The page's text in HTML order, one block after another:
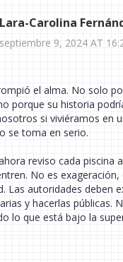
Lara-Carolina
septiembre 9, 2024 AT
el alma. No solo
porque su historia
si viviéramos en
se toma en serio.
reviso cada piscina
No es exageración,
Las autoridades deben
y hacerlas públicas.
lo que está bajo la